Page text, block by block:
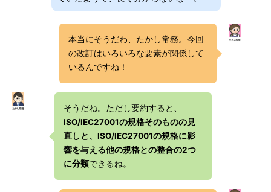
本当にそうだわ、たかし常務。今回
の改訂はいろいろな要素が関係して
いるんですね！
そうだね。ただし要約すると、
ISO/IEC27001の規格そのものの見
直しと、ISO/IEC27001の規格に影
響を与える他の規格との整合の2つ
に分類できるね。